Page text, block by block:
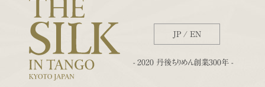
JP /EN
- 2020 丹後ちりめん創業300年 -